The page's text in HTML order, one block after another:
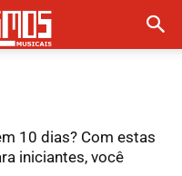
10 dias? Com estas
iniciantes, você